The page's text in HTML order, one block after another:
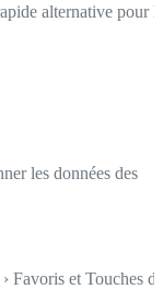
alternative pour
les données des
Favoris et Touches de